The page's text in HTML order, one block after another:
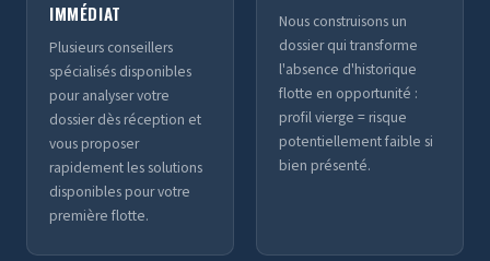
IMMÉDIAT
Plusieurs conseillers
spécialisés disponibles
pour analyser votre
dossier dès réception et
vous proposer
rapidement les solutions
disponibles pour votre
première flotte.
Nous construisons un
dossier qui transforme
l'absence d'historique
flotte en opportunité :
profil vierge = risque
potentiellement faible si
bien présenté.